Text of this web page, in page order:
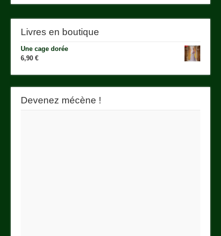
Livres en boutique
Une cage dorée
6,90€
Devenez mécène !